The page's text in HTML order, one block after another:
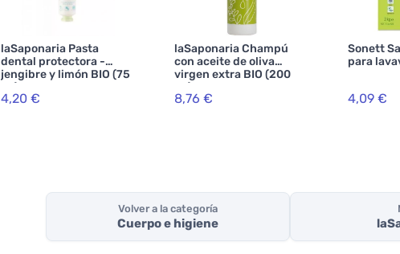
laSaponaria Pasta
dental protectora -
jengibre y limón BIO (75
ml)
4,20 €
laSaponaria Champú
con aceite de oliva
virgen extra BIO (200
ml)
8,76 €
Sonett
para
4,09 €
Volver a la categoría
Cuerpo e higiene